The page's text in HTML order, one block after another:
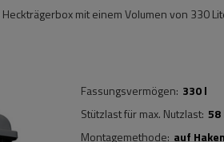
mit einem Volumen von 330
Fassungsvermögen 330 l
Stützlast für max. Nutzlast 58
Montagemethode auf Haken